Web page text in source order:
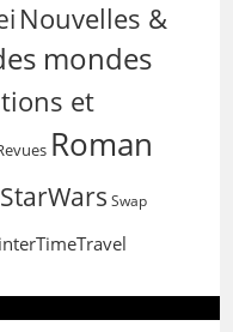
Nouvelles &
mondes
et
Roman
Swap